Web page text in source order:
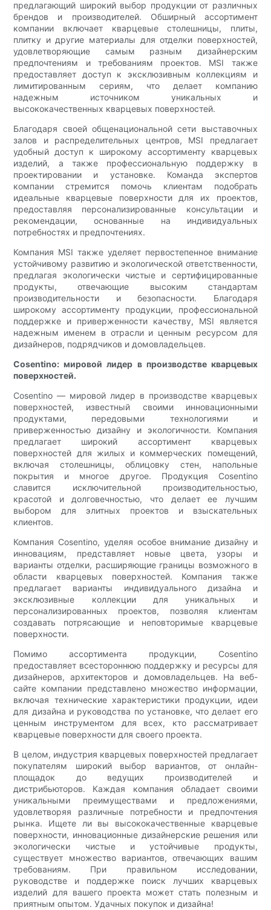
предлагающий широкий выбор продукции от различных
брендов и производителей. Обширный ассортимент
компании включает кварцевые столешницы, плиты,
плитку и другие материалы для отделки поверхностей,
удовлетворяющие самым разным дизайнерским
предпочтениям и требованиям проектов. MSI также
предоставляет доступ к эксклюзивным коллекциям и
лимитированным сериям, что делает компанию
надежным источником уникальных и
высококачественных кварцевых поверхностей.
Благодаря своей общенациональной сети выставочных
залов и распределительных центров, MSI предлагает
удобный доступ к широкому ассортименту кварцевых
изделий, а также профессиональную поддержку в
проектировании и установке. Команда экспертов
компании стремится помочь клиентам подобрать
идеальные кварцевые поверхности для их проектов,
предоставляя персонализированные консультации и
рекомендации, основанные на индивидуальных
потребностях и предпочтениях.
Компания MSI также уделяет первостепенное внимание
устойчивому развитию и экологической ответственности,
предлагая экологически чистые и сертифицированные
продукты, отвечающие высоким стандартам
производительности и безопасности. Благодаря
широкому ассортименту продукции, профессиональной
поддержке и приверженности качеству, MSI является
надежным именем в отрасли и ценным ресурсом для
дизайнеров, подрядчиков и домовладельцев.
Cosentino: мировой лидер в производстве кварцевых
поверхностей.
Cosentino — мировой лидер в производстве кварцевых
поверхностей, известный своими инновационными
продуктами, передовыми технологиями и
приверженностью дизайну и экологичности. Компания
предлагает широкий ассортимент кварцевых
поверхностей для жилых и коммерческих помещений,
включая столешницы, облицовку стен, напольные
покрытия и многое другое. Продукция Cosentino
славится исключительной производительностью,
красотой и долговечностью, что делает ее лучшим
выбором для элитных проектов и взыскательных
клиентов.
Компания Cosentino, уделяя особое внимание дизайну и
инновациям, представляет новые цвета, узоры и
варианты отделки, расширяющие границы возможного в
области кварцевых поверхностей. Компания также
предлагает варианты индивидуального дизайна и
эксклюзивные коллекции для уникальных и
персонализированных проектов, позволяя клиентам
создавать потрясающие и неповторимые кварцевые
поверхности.
Помимо ассортимента продукции, Cosentino
предоставляет всестороннюю поддержку и ресурсы для
дизайнеров, архитекторов и домовладельцев. На веб-
сайте компании представлено множество информации,
включая технические характеристики продукции, идеи
для дизайна и руководства по установке, что делает его
ценным инструментом для всех, кто рассматривает
кварцевые поверхности для своего проекта.
В целом, индустрия кварцевых поверхностей предлагает
покупателям широкий выбор вариантов, от онлайн-
площадок до ведущих производителей и
дистрибьюторов. Каждая компания обладает своими
уникальными преимуществами и предложениями,
удовлетворяя различные потребности и предпочтения
рынка. Ищете ли вы высококачественные кварцевые
поверхности, инновационные дизайнерские решения или
экологически чистые и устойчивые продукты,
существует множество вариантов, отвечающих вашим
требованиям. При правильном исследовании,
руководстве и поддержке поиск лучших кварцевых
изделий для вашего проекта может стать полезным и
приятным опытом. Удачных покупок и дизайна!